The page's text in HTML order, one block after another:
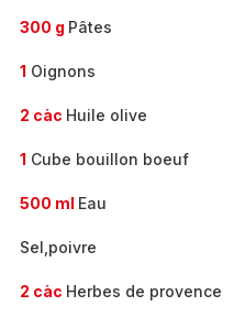
300 g Pâtes
1 Oignons
2 càc Huile olive
1 Cube bouillon boeuf
500 ml Eau
Sel,poivre
2 càc Herbes de provence